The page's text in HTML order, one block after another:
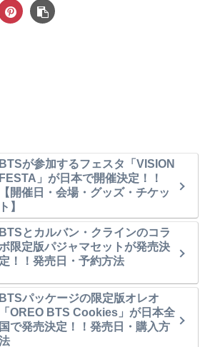
BTSが参加するフェスタ「VISION
FESTA」が日本で開催決定！！
【開催日・会場・グッズ・チケッ
ト】
BTSとカルバン・クラインのコラ
ボ限定版パジャマセットが発売決
定！！発売日・予約方法
BTSパッケージの限定版オレオ
「OREO BTS Cookies」が日本全
国で発売決定！！発売日・購入方